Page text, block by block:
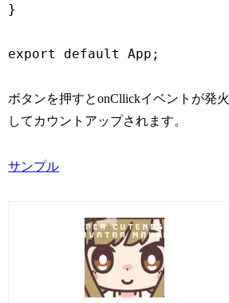
}
export default App;
ボタンを押すとonCllickイベントが発火
してカウントアップされます。
サンプル